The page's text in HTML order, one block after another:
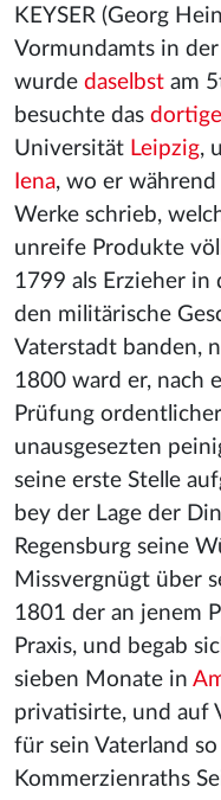
KEYSER (Georg
Vormundamts in
wurde daselbst am
besuchte das
Universität Leipzig,
Iena, wo er
Werke schrieb,
unreife Produkte
1799 als Erzieher in
den militärische
Vaterstadt banden,
1800 ward er, nach
Prüfung
unausgesezten
seine erste Stelle
bey der Lage der
Regensburg seine
Missvergnügt über
1801 der an jenem
Praxis, und begab
sieben Monate in
privatisirte, und auf
für sein Vaterland
Kommerzienraths